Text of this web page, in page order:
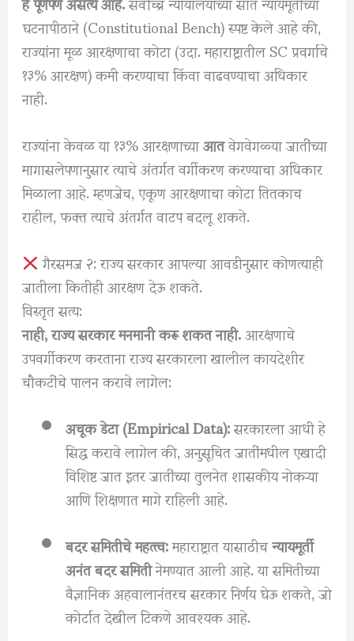
घटनापीठाने (Constitutional Bench) स्पष्ट केले आहे की,
राज्यांना मूळ आरक्षणाचा कोटा (उदा. महाराष्ट्रातील SC प्रवर्गाचे
१३% आरक्षण) कमी करण्याचा किंवा वाढवण्याचा अधिकार
नाही.
राज्यांना केवळ या १३% आरक्षणाच्याआतवेगवेगळ्या जातींच्या
मागासलेपणानुसार त्याचे अंतर्गत वर्गीकरण करण्याचा अधिकार
मिळाला आहे. म्हणजेच, एकूण आरक्षणाचा कोटा तितकाच
राहील, फक्त त्याचे अंतर्गत वाटप बदलू शकते.
गैरसमज २: राज्य सरकार आपल्या आवडीनुसार कोणत्याही
जातीला कितीही आरक्षण देऊ शकते.
⁠विस्तृत सत्य:
नाही, राज्य सरकार मनमानी करू शकत नाही.आरक्षणाचे
उपवर्गीकरण करताना राज्य सरकारला खालील कायदेशीर
चौकटींचे पालन करावे लागेल:
अचूक डेटा (Empirical Data):सरकारला आधी हे
सिद्ध करावे लागेल की, अनुसूचित जातींमधील एखादी
विशिष्ट जात इतर जातींच्या तुलनेत शासकीय नोकऱ्या
आणि शिक्षणात मागे राहिली आहे.
बदर समितीचे महत्त्व:महाराष्ट्रात यासाठीचन्यायमूर्ती
अनंत बदर समितीनेमण्यात आली आहे. या समितीच्या
वैज्ञानिक अहवालानंतरच सरकार निर्णय घेऊ शकते, जो
कोर्टात देखील टिकणे आवश्यक आहे.